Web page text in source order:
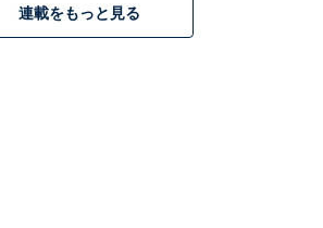
連載をもっと見る